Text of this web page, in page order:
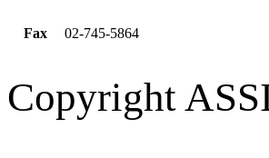
Fax 02-745-5864
Copyright